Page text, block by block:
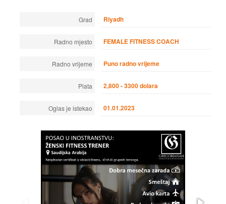
Grad Riyadh
Radno mjesto FEMALE FITNESS COACH
Radno vrijeme Puno radno vrijeme
Plata 2,800 - 3300 dolara
Oglas je istekao 01.01.2023